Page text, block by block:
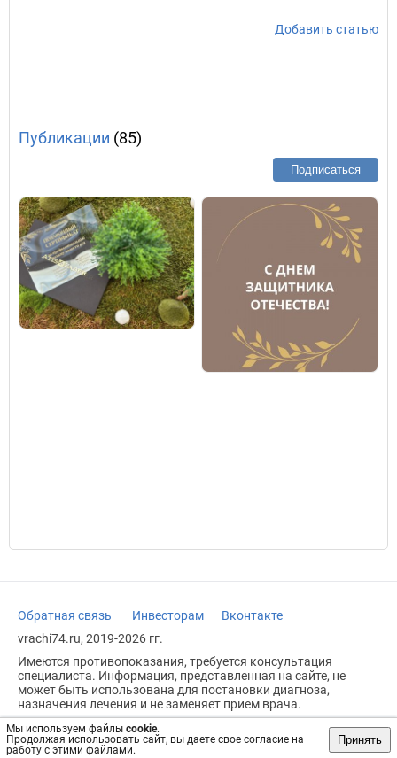
Мы используем файлы cookie.
Продолжая использовать сайт, вы даете свое согласие на
работу с этими файлами.
Принять
Добавить статью
Публикации (85)
Подписаться
Обратная связь Инвесторам
Вконтакте
vrachi74.ru, 2019-2026 гг.
Имеются противопоказания, требуется консультация
специалиста. Информация, представленная на сайте, не
может быть использована для постановки диагноза,
назначения лечения и не заменяет прием врача.
Возрастное ограничение: 18+